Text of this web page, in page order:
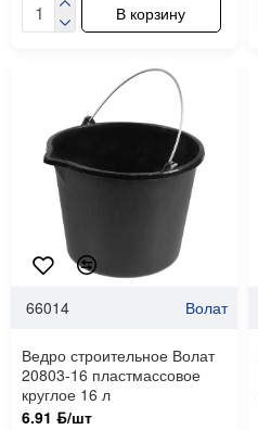
В корзину
66014 Волат
Ведро строительное Волат
20803-16 пластмассовое
круглое 16 л
6.91 ƃ/шт